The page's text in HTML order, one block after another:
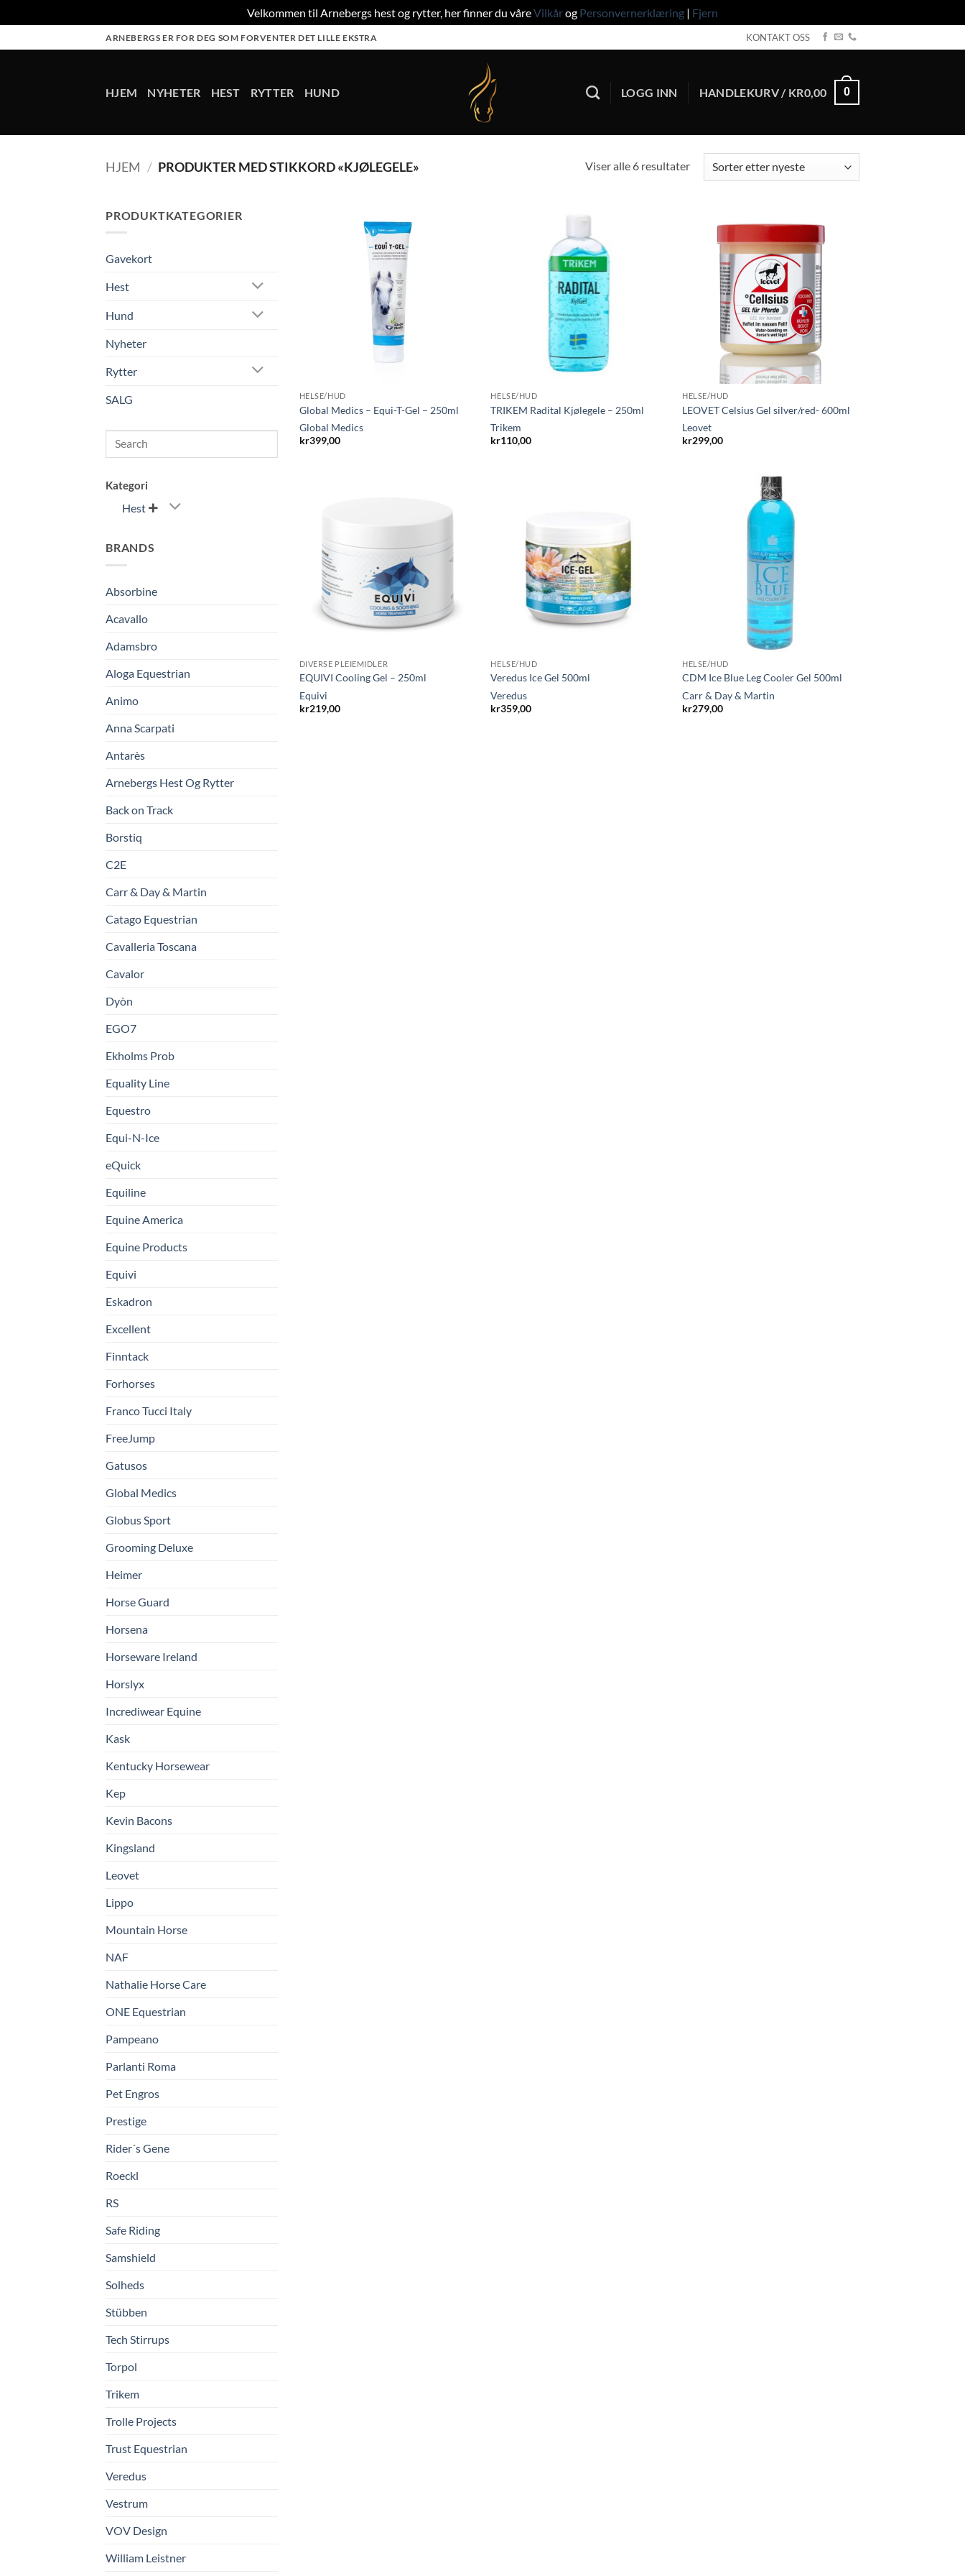
Velkommen til Arnebergs hest og rytter, her finner du våreVilkårog Personvernerklæring | Fjern
to
ARNEBERGS ER FOR DEG SOM FORVENTER DET LILLE EKSTRA KONTAKT OSS
HJEM NYHETER HEST RYTTER HUND LOGG INN HANDLEKURV / KR0,00 0
HJEM / PRODUKTER MED STIKKORD «KJØLEGELE» Viser alle 6 resultaterSortert
etter
PRODUKTKATEGORIER
Gavekort
Hest
Hund
Nyheter
Rytter
SALG
Search
Kategori
Hest 
BRANDS
Absorbine
Acavallo
Adamsbro
Aloga Equestrian
Animo
Anna Scarpati
Antarès
Arnebergs Hest Og Rytter
Back on Track
Borstiq
C2E
Carr & Day & Martin
Catago Equestrian
Cavalleria Toscana
Cavalor
Dyòn
EGO7
Ekholms Prob
Equality Line
Equestro
Equi-N-Ice
eQuick
Equiline
Equine America
Equine Products
Equivi
Eskadron
Excellent
Finntack
Forhorses
Franco Tucci Italy
FreeJump
Gatusos
Global Medics
Globus Sport
Grooming Deluxe
Heimer
Horse Guard
Horsena
Horseware Ireland
Horslyx
Incrediwear Equine
Kask
Kentucky Horsewear
Kep
Kevin Bacons
Kingsland
Leovet
Lippo
Mountain Horse
NAF
Nathalie Horse Care
ONE Equestrian
Pampeano
Parlanti Roma
Pet Engros
Prestige
Rider´s Gene
Roeckl
RS
Safe Riding
Samshield
Solheds
Stübben
Tech Stirrups
Torpol
Trikem
Trolle Projects
Trust Equestrian
Veredus
Vestrum
VOV Design
William Leistner
HELSE/HUD
Global Medics – Equi-T-Gel – 250ml
Global Medics
kr399,00
HELSE/HUD
TRIKEM Radital Kjølegele – 250ml
Trikem
kr110,00
HELSE/HUD
LEOVET Celsius Gel silver/red- 600ml
Leovet
kr299,00
DIVERSE PLEIEMIDLER
EQUIVI Cooling Gel – 250ml
Equivi
kr219,00
HELSE/HUD
Veredus Ice Gel 500ml
Veredus
kr359,00
HELSE/HUD
CDM Ice Blue Leg Cooler Gel 500ml
Carr & Day & Martin
kr279,00